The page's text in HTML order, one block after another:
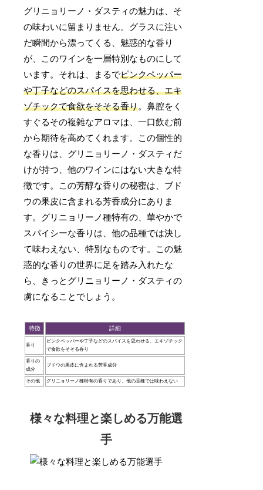
グリニョリーノ・ダスティの魅力は、そ
の味わいに留まりません。グラスに注い
だ瞬間から漂ってくる、魅惑的な香り
が、このワインを一層特別なものにして
います。それは、まるでピンクペッパー
や丁子などのスパイスを思わせる、エキ
ゾチックで食欲をそそる香り。鼻腔をく
すぐるその複雑なアロマは、一口飲む前
から期待を高めてくれます。この個性的
な香りは、グリニョリーノ・ダスティだ
けが持つ、他のワインにはない大きな特
徴です。この芳醇な香りの秘密は、ブド
ウの果皮に含まれる芳香成分にありま
す。グリニョリーノ種特有の、華やかで
スパイシーな香りは、他の品種では決し
て味わえない、特別なものです。この魅
惑的な香りの世界に足を踏み入れたな
ら、きっとグリニョリーノ・ダスティの
虜になることでしょう。
特徴 詳細
香り
ピンクペッパーや丁子などのスパイスを思わせる、エキゾチック
で食欲をそそる香り
香りの
成分
ブドウの果皮に含まれる芳香成分
その他 グリニョリーノ種特有の香りであり、他の品種では味わえない
様々な料理と楽しめる万能選
手